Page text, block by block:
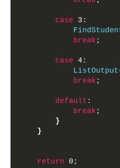
case 3:
break ;
case 4:
ListOutput
break ;
default :
break ;
}
}
return 0;